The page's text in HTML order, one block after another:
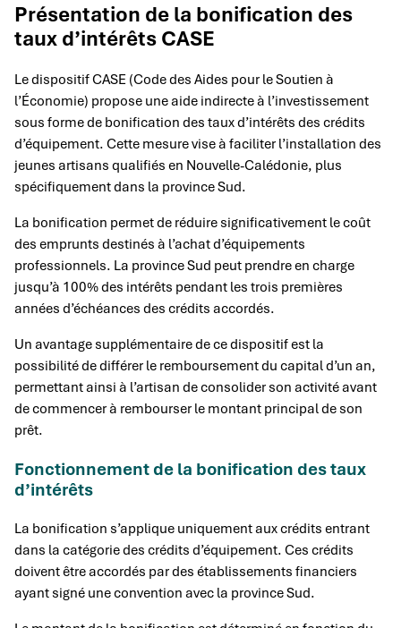
Présentation de la bonification des
taux d’intérêts CASE
Le dispositif CASE (Code des Aides pour le Soutien à
l’Économie) propose une aide indirecte à l’investissement
sous forme de bonification des taux d’intérêts des crédits
d’équipement. Cette mesure vise à faciliter l’installation des
jeunes artisans qualifiés en Nouvelle-Calédonie, plus
spécifiquement dans la province Sud.
La bonification permet de réduire significativement le coût
des emprunts destinés à l’achat d’équipements
professionnels. La province Sud peut prendre en charge
jusqu’à 100% des intérêts pendant les trois premières
années d’échéances des crédits accordés.
Un avantage supplémentaire de ce dispositif est la
possibilité de différer le remboursement du capital d’un an,
permettant ainsi à l’artisan de consolider son activité avant
de commencer à rembourser le montant principal de son
prêt.
Fonctionnement de la bonification des taux
d’intérêts
La bonification s’applique uniquement aux crédits entrant
dans la catégorie des crédits d’équipement. Ces crédits
doivent être accordés par des établissements financiers
ayant signé une convention avec la province Sud.